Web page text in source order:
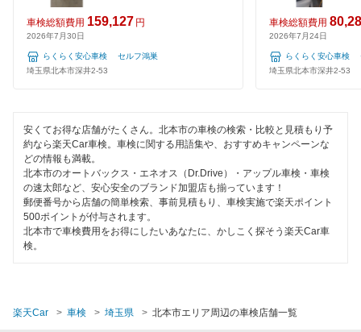
越谷市
児玉郡
幸手市
狭山市
志木市
白岡市
夜間受付
整備保証
1級整備士在籍
閉じる
キグナス車検
テイル君車検
出光興産「らくらく安心車検」
エネフリ車検
安心WE！車検
車検総額費用 159,127 円
2026年7月30日
らくらく安心車検 セルフ鴻巣
埼玉県北本市深井2-53
車検総額費用
2026年7月24日
らくらく安心車検
埼玉県北本市深井2-53
安くてお得な店舗がたくさん。北本市の車検の検索・比較と見積もり予
約なら楽天Car車検。車検に関する用語集や、おすすめキャンペーンな
どの情報も満載。
北本市のオートバックス・エネオス（Dr.Drive）・アップル車検・車検
の速太郎など、安心安全のブランド加盟店も揃っています！
郵便番号から店舗の簡単検索、事前見積もり、車検実施で楽天ポイント
500ポイントが付与されます。
北本市で車検費用をお得にしたいあなたに、かしこく探そう楽天Car車
検。
楽天Car 車検 埼玉県 北本市エリア周辺の車検店舗一覧